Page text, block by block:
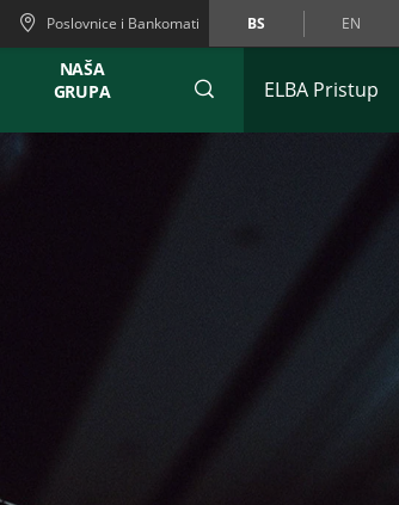
Poslovnice i Bankomati BS EN
NAŠA
GRUPA
ELBA Pristup